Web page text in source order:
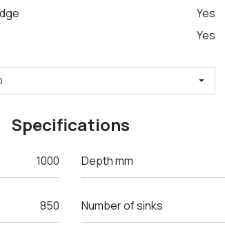
Yes
Yes
arrow_drop_down
Specifications
1000 Depth mm
850 Number of sinks